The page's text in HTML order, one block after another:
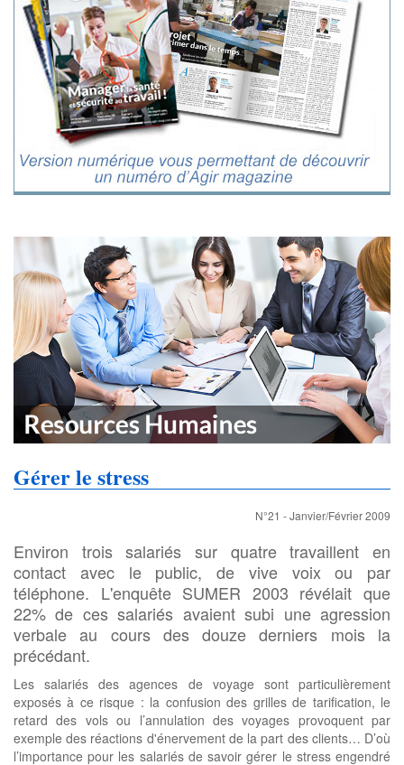
Gérer le stress
N°21 - Janvier/Février 2009
Environ trois salariés sur quatre travaillent en
contact avec le public, de vive voix ou par
téléphone. L'enquête SUMER 2003 révélait que
22% de ces salariés avaient subi une agression
verbale au cours des douze derniers mois la
précédant.
Les salariés des agences de voyage sont particulièrement
exposés à ce risque : la confusion des grilles de tarification, le
retard des vols ou l’annulation des voyages provoquent par
exemple des réactions d'énervement de la part des clients… D’où
l’importance pour les salariés de savoir gérer le stress engendré